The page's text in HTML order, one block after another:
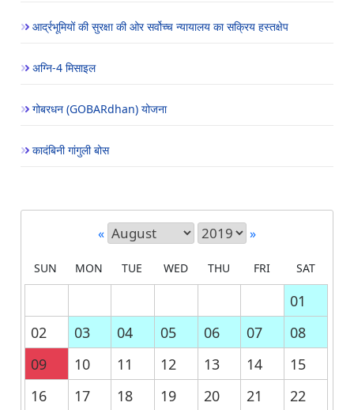
आर्द्रभूमियों की सुरक्षा की ओर सर्वोच्च न्यायालय का सक्रिय हस्तक्षेप
अग्नि-4 मिसाइल
गोबरधन (GOBARdhan) योजना
कादंबिनी गांगुली बोस
« »
SUN MON TUE WED THU FRI SAT
01
02
03 04 05 06 07
08
09
10 11 12 13 14
15
16
17 18 19 20 21
22